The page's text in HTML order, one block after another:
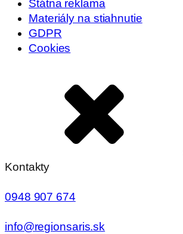
Štátna reklama
Materiály na stiahnutie
GDPR
Cookies
Kontakty
0948 907 674
info@regionsaris.sk